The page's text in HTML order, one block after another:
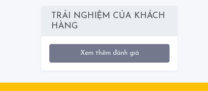
TRẢI NGHIỆM CỦA KHÁCH
HÀNG
Xem thêm đánh giá